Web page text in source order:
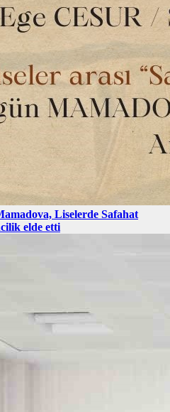
Liselerde Safahat
elde etti